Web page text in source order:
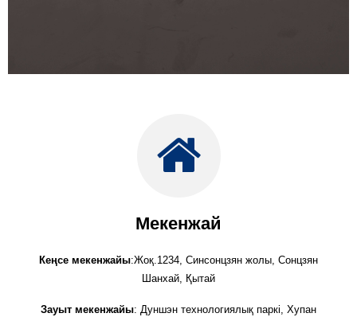
Мекенжай
Кеңсе мекенжайы:Жоқ.1234, Синсонцзян жолы, Сонцзян
Шанхай, Қытай
Зауыт мекенжайы: Дуншэн технологиялық паркі, Хупан